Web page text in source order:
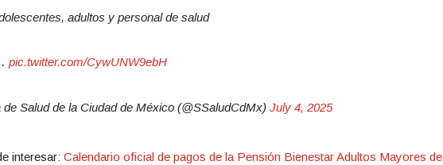
adultos y personal de salud
pic.twitter.com/CywUNW9ebH
Salud de la Ciudad de México (@SSaludCdMx) July 4, 2025
interesar: Calendario oficial de pagos de la Pensión Bienestar Adultos Mayores de